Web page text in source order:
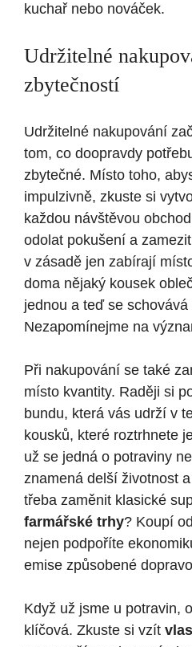
kuchař nebo nováček.
Udržitelné
zbytečností
Udržitelné nakupování
tom, co doopravdy
zbytečné. Místo toho,
impulzivně, zkuste si
každou návštěvou
odolat pokušení a
v zásadě jen zabírají
doma nějaký kousek
jednou a teď se
Nezapomínejme na
Při nakupování se také
místo kvantity. Raději si
bundu, která vás udrží v
kousků, které roztrhnete
už se jedná o potraviny
znamená delší životnost
třeba zaměnit klasické
farmářské trhy? Koupí
nejen podpoříte
emise způsobené
Když už jsme u potravin,
klíčová. Zkuste si vzít